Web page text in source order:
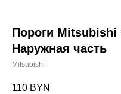
Пороги Mitsubishi
Наружная часть
Mitsubishi
110 BYN